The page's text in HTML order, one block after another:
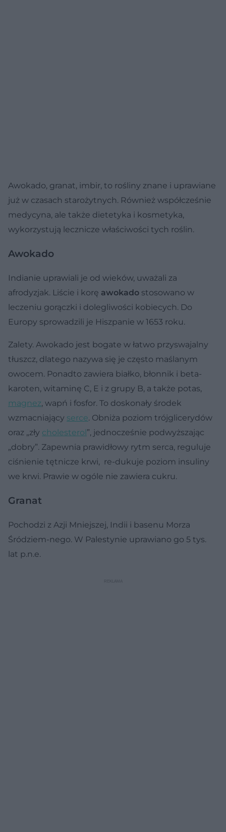
Awokado, granat, imbir, to rośliny znane i uprawiane
już w czasach starożytnych. Również współcześnie
medycyna, ale także dietetyka i kosmetyka,
wykorzystują lecznicze właściwości tych roślin.
Awokado
Indianie uprawiali je od wieków, uważali za
afrodyzjak. Liście i korę awokado stosowano w
leczeniu gorączki i dolegliwości kobiecych. Do
Europy sprowadzili je Hiszpanie w 1653 roku.
Zalety. Awokado jest bogate w łatwo przyswajalny
tłuszcz, dlatego nazywa się je często maślanym
owocem. Ponadto zawiera białko, błonnik i beta-
karoten, witaminę C, E i z grupy B, a także potas,
magnez, wapń i fosfor. To doskonały środek
wzmacniający serce. Obniża poziom trójglicerydów
oraz „zły cholesterol”, jednocześnie podwyższając
„dobry”. Zapewnia prawidłowy rytm serca, reguluje
ciśnienie tętnicze krwi, re-dukuje poziom insuliny
we krwi. Prawie w ogóle nie zawiera cukru.
Granat
Pochodzi z Azji Mniejszej, Indii i basenu Morza
Śródziem-nego. W Palestynie uprawiano go 5 tys.
lat p.n.e.